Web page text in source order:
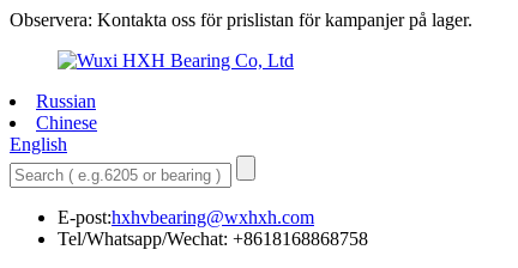
Observera: Kontakta oss för prislistan för kampanjer på lager.
Russian
Chinese
English
E-post:hxhvbearing@wxhxh.com
Tel/Whatsapp/Wechat: +8618168868758